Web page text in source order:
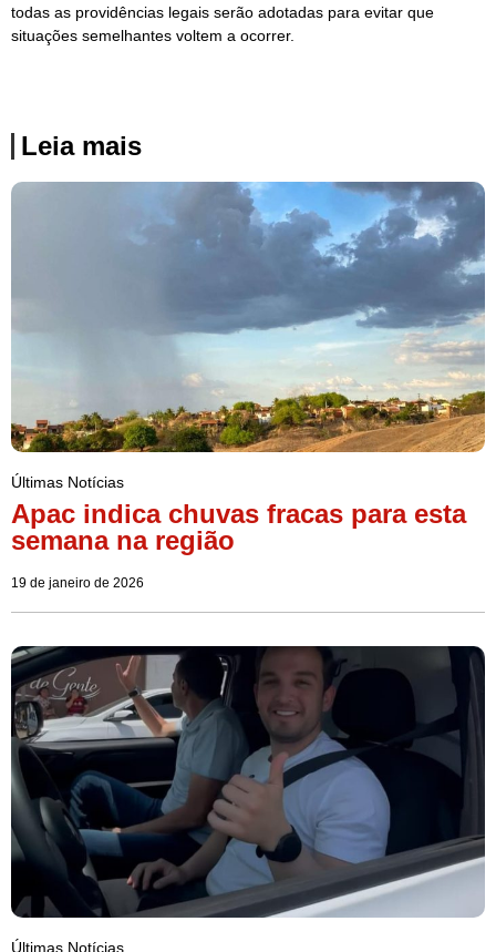
todas as providências legais serão adotadas para evitar que
situações semelhantes voltem a ocorrer.
Leia mais
Últimas Notícias
Apac indica chuvas fracas para esta
semana na região
19 de janeiro de 2026
Últimas Notícias